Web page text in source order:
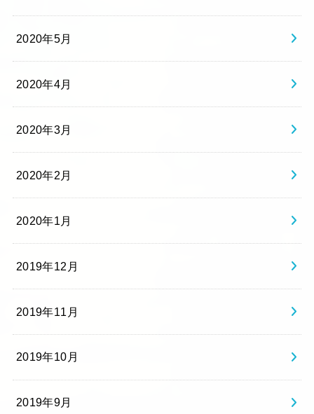
2020年5月
2020年4月
2020年3月
2020年2月
2020年1月
2019年12月
2019年11月
2019年10月
2019年9月